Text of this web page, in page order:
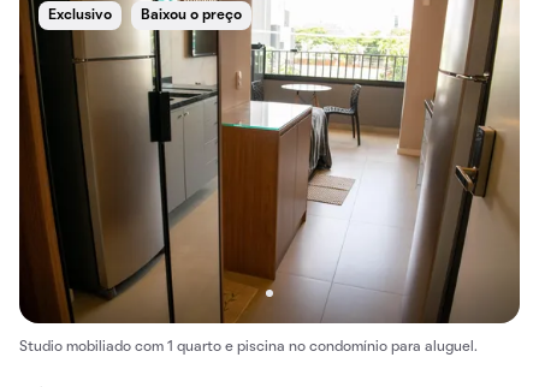
Exclusivo Baixou o preço
Studio mobiliado com 1 quarto e piscina no condomínio para aluguel.